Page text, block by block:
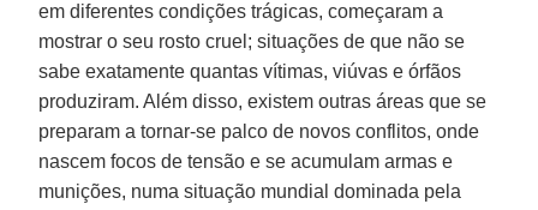
em diferentes condições trágicas, começaram a
mostrar o seu rosto cruel; situações de que não se
sabe exatamente quantas vítimas, viúvas e órfãos
produziram. Além disso, existem outras áreas que se
preparam a tornar-se palco de novos conflitos, onde
nascem focos de tensão e se acumulam armas e
munições, numa situação mundial dominada pela